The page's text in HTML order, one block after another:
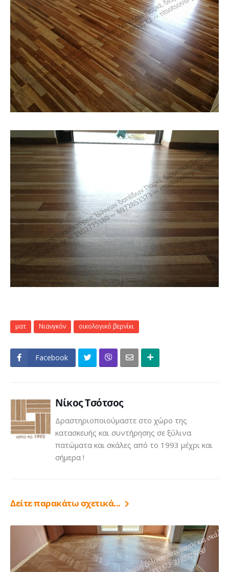
ματ Νιανγκόν οικολογικό βερνίκι
Facebook
Νίκος Τσότσος
Δραστηριοποιούμαστε στο χώρο της
κατασκευής και συντήρησης σε ξύλινα
πατώματα και σκάλες από το 1993 μέχρι και
σήμερα !
Δείτε παρακάτω σχετικά...